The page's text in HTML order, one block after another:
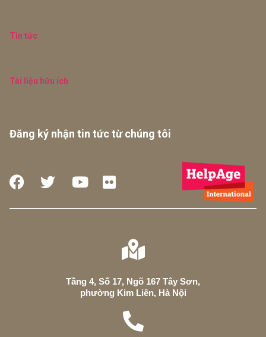
Tin tức
Tài liệu hữu ích
Đăng ký nhận tin tức từ chúng tôi
Tầng 4, Số 17, Ngõ 167 Tây Sơn,
phường Kim Liên, Hà Nội